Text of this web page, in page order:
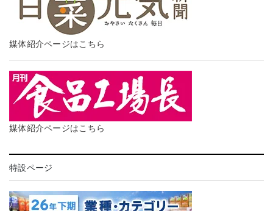
媒体紹介ページはこちら
媒体紹介ページはこちら
特設ページ